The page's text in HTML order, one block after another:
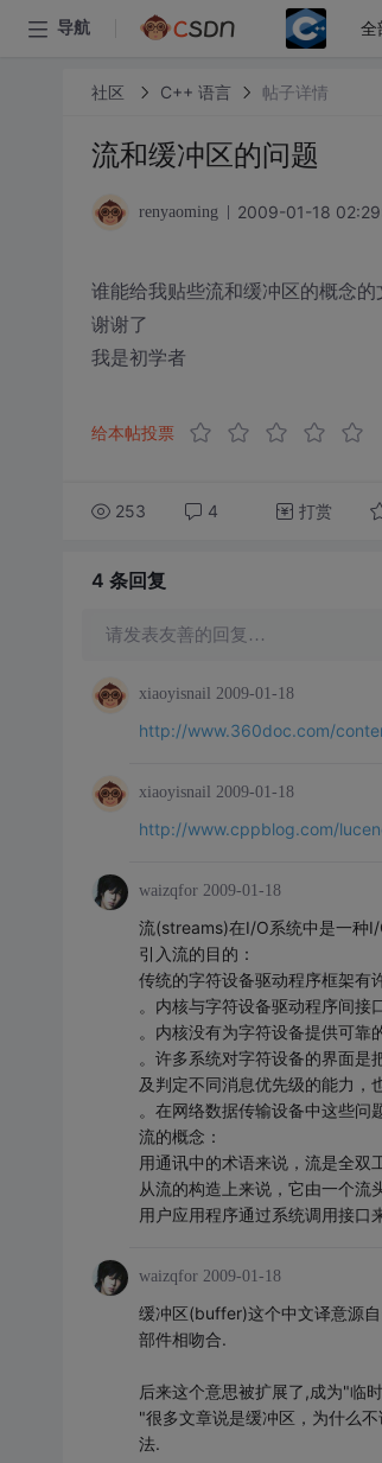
导航 全
社区 C++ 语言 帖子详情
流和缓冲区的问题
renyaoming 2009-01-18
谁能给我贴些流和缓冲区的概念的
谢谢了
我是初学者
给本帖投票
253 4 打赏
4 条回复
请发表友善的回复…
xiaoyisnail 2009-01-18
http://www.360doc.com/
xiaoyisnail 2009-01-18
http://www.cppblog.com/
waizqfor 2009-01-18
流(streams)在I/O系统中是一种I/
引入流的目的：
传统的字符设备驱动程序框架有
。内核与字符设备驱动程序间接
。内核没有为字符设备提供可靠
。许多系统对字符设备的界面是
及判定不同消息优先级的能力，
。在网络数据传输设备中这些问
流的概念：
用通讯中的术语来说，流是全双
从流的构造上来说，它由一个流
用户应用程序通过系统调用接口
waizqfor 2009-01-18
缓冲区(buffer)这个中文译意源
部件相吻合.
后来这个意思被扩展了,成为"临
"很多文章说是缓冲区，为什么
法.